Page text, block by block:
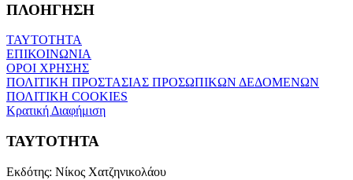
ΠΛΟΗΓΗΣΗ
ΤΑΥΤΟΤΗΤΑ
ΕΠΙΚΟΙΝΩΝΙΑ
ΟΡΟΙ ΧΡΗΣΗΣ
ΠΟΛΙΤΙΚΗ ΠΡΟΣΤΑΣΙΑΣ ΠΡΟΣΩΠΙΚΩΝ ΔΕΔΟΜΕΝΩΝ
ΠΟΛΙΤΙΚΗ COOKIES
Κρατική Διαφήμιση
ΤΑΥΤΟΤΗΤΑ
Εκδότης: Νίκος Χατζηνικολάου